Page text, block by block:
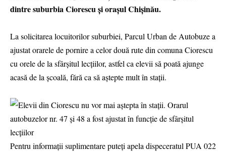
dintre suburbia Ciorescu și orașul Chișinău.
La solicitarea locuitorilor suburbiei, Parcul Urban de Autobuze a
ajustat orarele de pornire a celor două rute din comuna Ciorescu
cu orele de la sfârșitul lecțiilor, astfel ca elevii să poată ajunge
acasă de la școală, fără ca să aștepte mult în stații.
Pentru informații suplimentare puteți apela dispeceratul PUA 022